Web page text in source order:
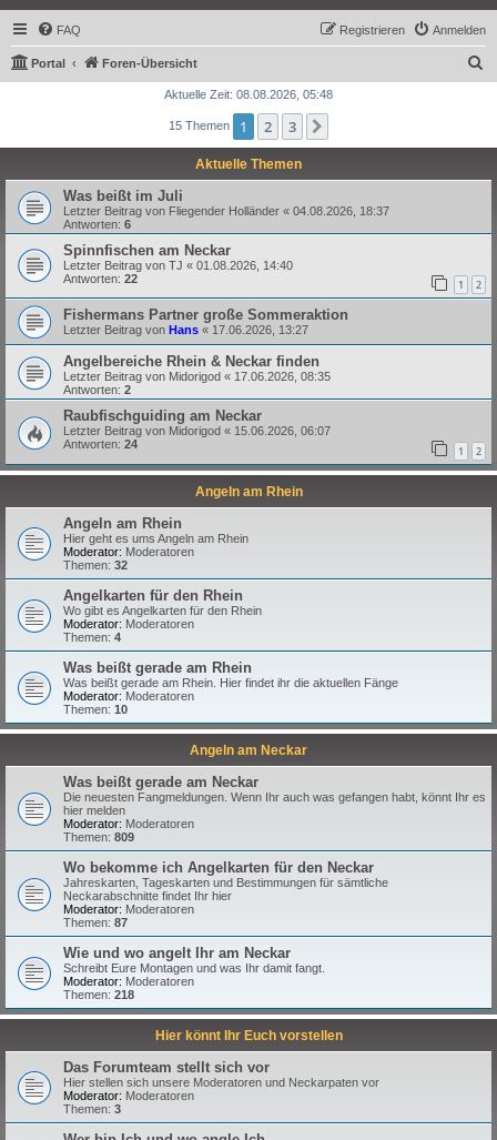
FAQ Anmelden
Registrieren
Portal Foren-Übersicht
Aktuelle Zeit: 08.08.2026, 05:48
15 Themen 1 2 3
Aktuelle Themen
Was beißt im Juli
Letzter Beitrag von Fliegender Holländer « 04.08.2026, 18:37
Antworten: 6
Spinnfischen am Neckar
Letzter Beitrag von TJ « 01.08.2026, 14:40
Antworten: 22 1 2
Fishermans Partner große Sommeraktion
Letzter Beitrag von Hans « 17.06.2026, 13:27
Angelbereiche Rhein & Neckar finden
Letzter Beitrag von Midorigod « 17.06.2026, 08:35
Antworten: 2
Raubfischguiding am Neckar
Letzter Beitrag von Midorigod « 15.06.2026, 06:07
Antworten: 24 1 2
Angeln am Rhein
Angeln am Rhein
Hier geht es ums Angeln am Rhein
Moderator: Moderatoren
Themen: 32
Angelkarten für den Rhein
Wo gibt es Angelkarten für den Rhein
Moderator: Moderatoren
Themen: 4
Was beißt gerade am Rhein
Was beißt gerade am Rhein. Hier findet ihr die aktuellen Fänge
Moderator: Moderatoren
Themen: 10
Angeln am Neckar
Was beißt gerade am Neckar
Die neuesten Fangmeldungen. Wenn Ihr auch was gefangen habt, könnt Ihr es
hier melden
Moderator: Moderatoren
Themen: 809
Wo bekomme ich Angelkarten für den Neckar
Jahreskarten, Tageskarten und Bestimmungen für sämtliche
Neckarabschnitte findet Ihr hier
Moderator: Moderatoren
Themen: 87
Wie und wo angelt Ihr am Neckar
Schreibt Eure Montagen und was Ihr damit fangt.
Moderator: Moderatoren
Themen: 218
Hier könnt Ihr Euch vorstellen
Das Forumteam stellt sich vor
Hier stellen sich unsere Moderatoren und Neckarpaten vor
Moderator: Moderatoren
Themen: 3